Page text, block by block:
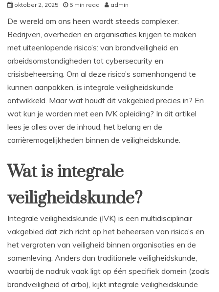
oktober 2, 2025 5 min read admin
De wereld om ons heen wordt steeds complexer.
Bedrijven, overheden en organisaties krijgen te maken
met uiteenlopende risico’s: van brandveiligheid en
arbeidsomstandigheden tot cybersecurity en
crisisbeheersing. Om al deze risico’s samenhangend te
kunnen aanpakken, is integrale veiligheidskunde
ontwikkeld. Maar wat houdt dit vakgebied precies in? En
wat kun je worden met een IVK opleiding? In dit artikel
lees je alles over de inhoud, het belang en de
carrièremogelijkheden binnen de veiligheidskunde.
Wat is integrale
veiligheidskunde?
Integrale veiligheidskunde (IVK) is een multidisciplinair
vakgebied dat zich richt op het beheersen van risico’s en
het vergroten van veiligheid binnen organisaties en de
samenleving. Anders dan traditionele veiligheidskunde,
waarbij de nadruk vaak ligt op één specifiek domein (zoals
brandveiligheid of arbo), kijkt integrale veiligheidskunde